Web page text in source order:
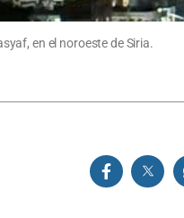
en el noroeste de Siria.